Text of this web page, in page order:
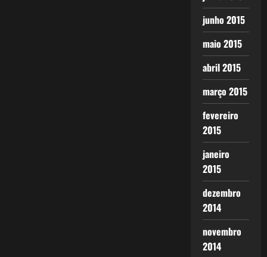
junho 2015
maio 2015
abril 2015
março 2015
fevereiro
2015
janeiro
2015
dezembro
2014
novembro
2014